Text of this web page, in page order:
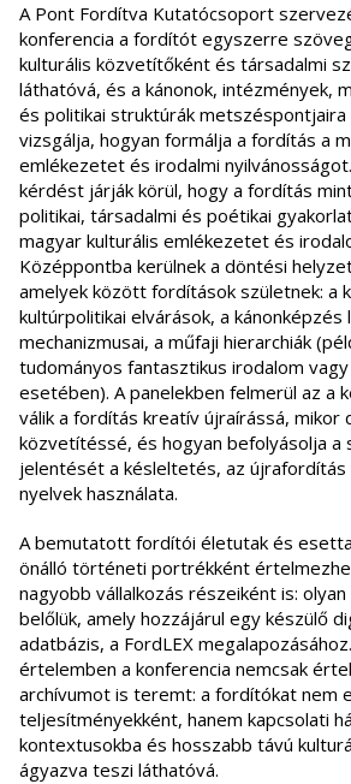
A Pont Fordítva Kutatócsoport
konferencia a fordítót egyszerre
kulturális közvetítőként és társadalmi
láthatóvá, és a kánonok, intézmények,
és politikai struktúrák
vizsgálja, hogyan formálja a fordítás a
emlékezetet és irodalmi
kérdést járják körül, hogy a fordítás
politikai, társadalmi és poétikai
magyar kulturális emlékezetet és
Középpontba kerülnek a döntési
amelyek között fordítások születnek: a
kultúrpolitikai elvárások, a
mechanizmusai, a műfaji hierarchiák
tudományos fantasztikus irodalom
esetében). A panelekben felmerül az a
válik a fordítás kreatív újraírássá, mikor
közvetítéssé, és hogyan befolyásolja a
jelentését a késleltetés, az
nyelvek használata.
A bemutatott fordítói életutak és
önálló történeti portrékként
nagyobb vállalkozás részeiként is:
belőlük, amely hozzájárul egy készülő
adatbázis, a FordLEX
értelemben a konferencia nemcsak
archívumot is teremt: a fordítókat nem
teljesítményekként, hanem kapcsolati
kontextusokba és hosszabb távú
ágyazva teszi láthatóvá.